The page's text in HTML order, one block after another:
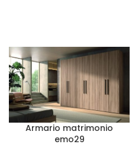
Armario matrimonio
emo29